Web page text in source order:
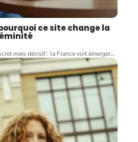
ce site change la
mais décisif : la France voit émerger…